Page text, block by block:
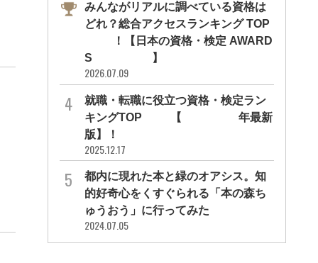
みんながリアルに調べている資格は
どれ？総合アクセスランキング TOP
10！【日本の資格・検定 AWARD
S 2026】
2026.07.09
就職・転職に役立つ資格・検定ラン
キングTOP30【2026年最新
版】！
2025.12.17
都内に現れた本と緑のオアシス。知
的好奇心をくすぐられる「本の森ち
ゅうおう」に行ってみた
2024.07.05